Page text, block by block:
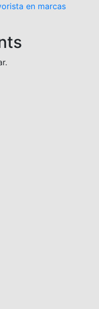
en marcas